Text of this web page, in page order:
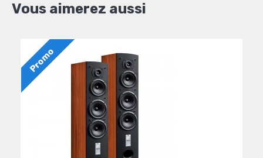
Vous aimerez aussi
Promo